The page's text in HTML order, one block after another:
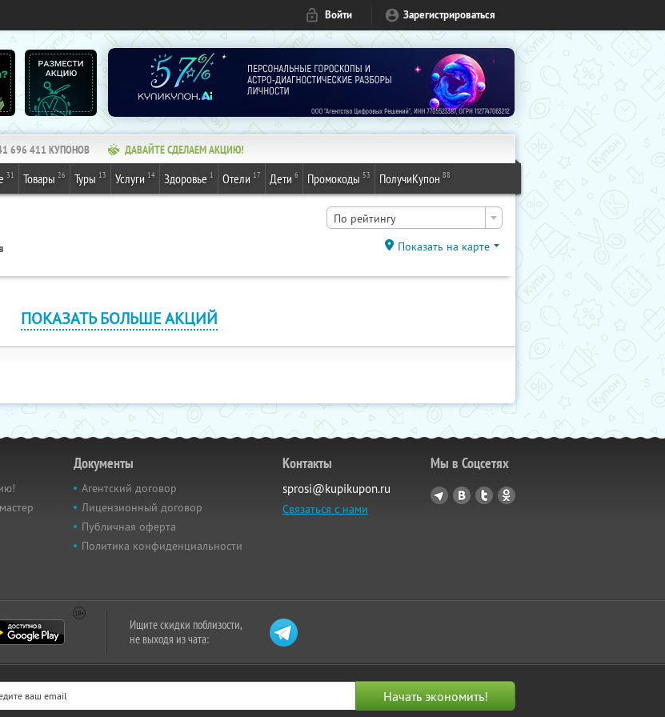
Войти Зарегистрироваться
696 411 КУПОНОВ ДАВАЙТЕ СДЕЛАЕМ АКЦИЮ!
31 Товары 26 Туры 13 Услуги 14 Здоровье 1 Отели 17 Дети 6 Промокоды 53 ПолучиКупон 88
По рейтингу
Показать на карте
ПОКАЗАТЬ БОЛЬШЕ АКЦИЙ
Документы
Агентский договор
Лицензионный договор
Публичная оферта
Политика конфиденциальности
Контакты
sprosi@kupikupon.ru
Связаться с нами
Мы в Соцсетях
Ищите скидки поблизости,
не выходя из чата: